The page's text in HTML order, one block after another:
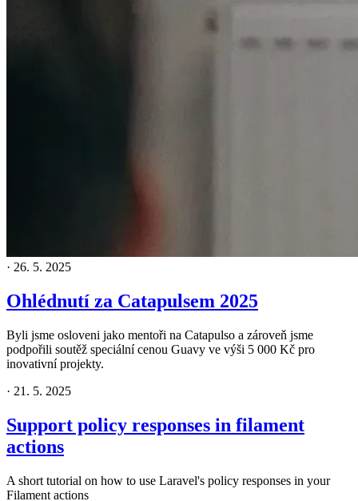
· 26. 5. 2025
Ohlédnutí za Catapulsem 2025
Byli jsme osloveni jako mentoři na Catapulso a zároveň jsme
podpořili soutěž speciální cenou Guavy ve výši 5 000 Kč pro
inovativní projekty.
· 21. 5. 2025
Support policy responses in filament
actions
A short tutorial on how to use Laravel's policy responses in your
Filament actions